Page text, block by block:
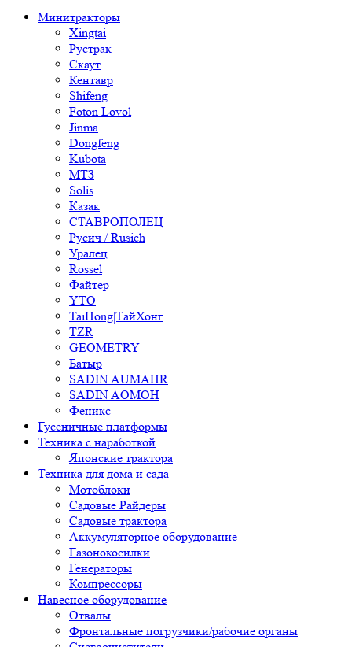
Минитракторы
Xingtai
Рустрак
Скаут
Кентавр
Shifeng
Foton Lovol
Jinma
Dongfeng
Kubota
МТЗ
Solis
Казак
СТАВРОПОЛЕЦ
Русич / Rusich
Уралец
Rossel
Файтер
YTO
TaiHong|ТайХонг
TZR
GEOMETRY
Батыр
SADIN AUMAHR
SADIN AOMOH
Феникс
Гусеничные платформы
Техника с наработкой
Японские трактора
Техника для дома и сада
Мотоблоки
Садовые Райдеры
Садовые трактора
Аккумуляторное оборудование
Газонокосилки
Генераторы
Компрессоры
Навесное оборудование
Отвалы
Фронтальные погрузчики/рабочие органы